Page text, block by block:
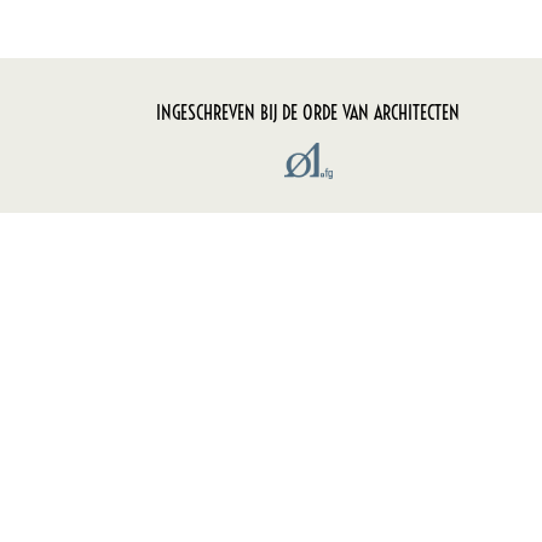
INGESCHREVEN BIJ DE ORDE VAN ARCHITECTEN